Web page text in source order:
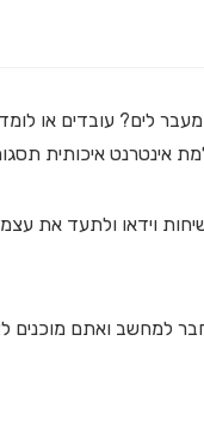
לים? עובדים או
אינטרנט איכותית
וידאו ולתעד את
ואתם מוכנים